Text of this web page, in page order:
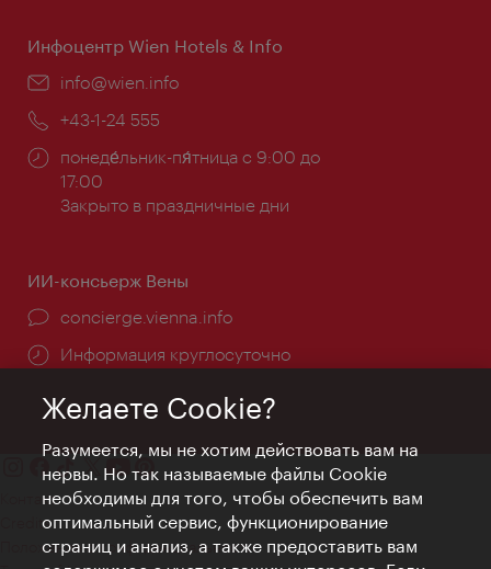
Инфоцентр Wien Hotels & Info
Эл.
info@wien.info
Телефон:
+43-1-24 555
Часы
работы:
понеде́льник-пя́тница с 9:00 до
17:00
Закрыто в праздничные дни
ИИ-консьерж Вены
concierge.vienna.info
Информация круглосуточно
Контакт
Credits
Положение о конфиденциальности
Желаете Cookie?
Разумеется, мы не хотим действовать вам на
нервы. Но так называемые файлы Cookie
необходимы для того, чтобы обеспечить вам
оптимальный сервис, функционирование
страниц и анализ, а также предоставить вам